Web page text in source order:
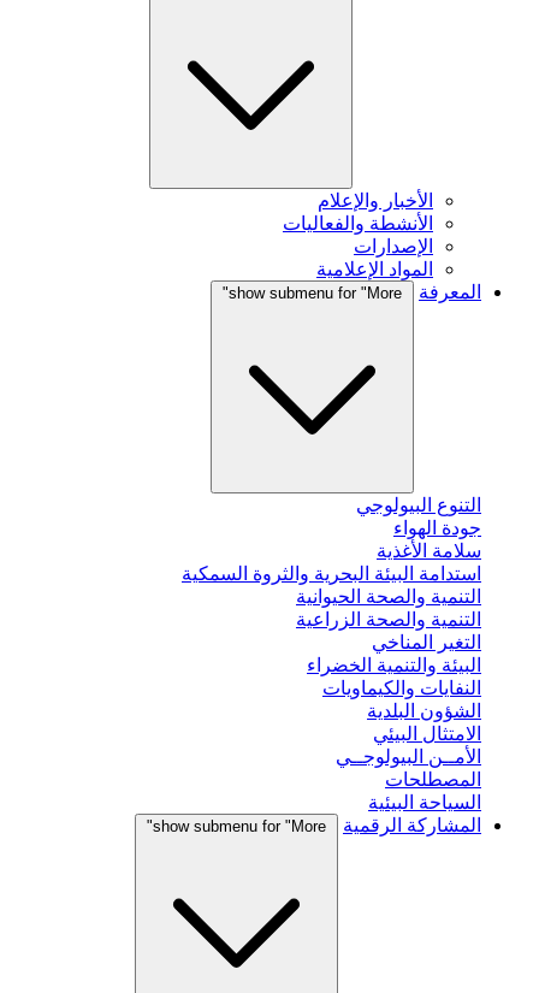
الأخبار والإعلام
الأنشطة والفعاليات
الإصدارات
المواد الإعلامية
المعرفة
show submenu for "More"
التنوع البيولوجي
جودة الهواء
سلامة الأغذية
استدامة البيئة البحرية والثروة السمكية
التنمية والصحة الحيوانية
التنمية والصحة الزراعية
التغير المناخي
البيئة والتنمية الخضراء
النفايات والكيماويات
الشؤون البلدية
الامتثال البيئي
الأمــن البيولوجــي
المصطلحات
السياحة البيئية
المشاركة الرقمية
show submenu for "More"